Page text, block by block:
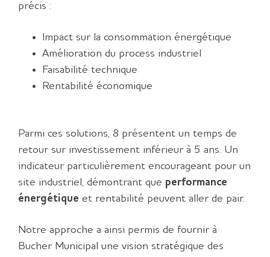
précis :
Impact sur la consommation énergétique
Amélioration du process industriel
Faisabilité technique
Rentabilité économique
Parmi ces solutions, 8 présentent un temps de
retour sur investissement inférieur à 5 ans. Un
indicateur particulièrement encourageant pour un
site industriel, démontrant que performance
énergétique et rentabilité peuvent aller de pair.
Notre approche a ainsi permis de fournir à
Bucher Municipal une vision stratégique des